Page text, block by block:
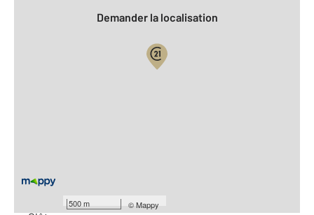
500 m ©Mappy
Demander la localisation
Général
Cheminée